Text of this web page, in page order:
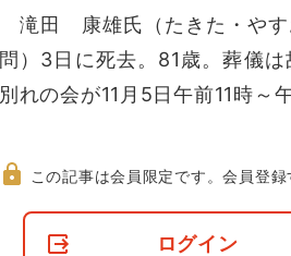
滝田 康雄氏（たきた・やす
問）3日に死去。81歳。葬儀
別れの会が11月5日午前11時～
この記事は会員限定です。会員登録
ログイン